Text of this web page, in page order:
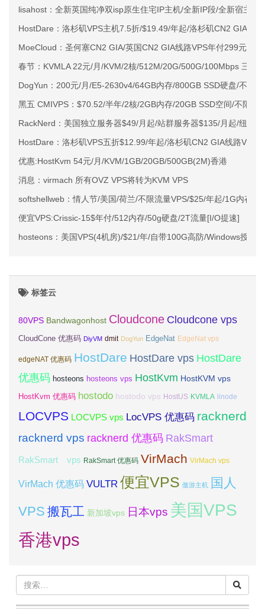
lisahost：全新英国纯净双isp原生住宅IP主机/全新IP段/全新宿主机
HostDare：洛杉矶VPS主机7.5折/$19.49/年起/洛杉矶CN2 GIA/日
MoeCloud：圣何塞CN2 GIA/英国CN2 GIA线路VPS年付299元起
春节：KVMLA 22元/月/KVM/2核/512M/20G/500G/100Mbps 三机
DogYun：200元/月/E5-2630v4/64GB内存/800GB SSD硬盘/不限
黑五 CMIVPS：$70.52/半年/2核/2GB内存/20GB SSD空间/不限
RackNerd：美国独立服务器$49/月起/站群服务器$135/月起/纽约/
HostDare：洛杉矶VPS五折$12.99/年起/洛杉矶CN2 GIA线路VPS
优惠:HostKvm 54元/月/KVM/1GB/20GB/500GB(2M)香港
消息：virmach 所有OVZ VPS将转为KVM VPS
softshellweb：情人节/美国/荷兰/不限流量VPS/$25/年起/1G内存/1
便宜VPS:Crissic-15$年付/512内存/50g硬盘/2T流量[I/O提速]
hosteons：美国VPS(4机房)/$21/年/自带100G高防/Windows授权/
标签云
80VPS Bandwagonhost Cloudcone Cloudcone vps
CloudCone 优惠码 DiyVM dmit DogYun EdgeNat EdgeNat vps
edgeNAT 优惠码 HostDare HostDare vps HostDare
优惠码 hosteons hosteons vps HostKvm HostKVM vps
HostKvm 优惠码 hostodo hostodo vps HostUS KVMLA linode
LOCVPS LOCVPS vps LocVPS 优惠码 racknerd
racknerd vps racknerd 优惠码 RakSmart
RakSmart vps RakSmart 优惠码 VirMach VirMach vps
VirMach 优惠码 VULTR 便宜VPS 傲游主机 国人
VPS 搬瓦工 新加坡vps 日本vps 美国VPS
香港vps